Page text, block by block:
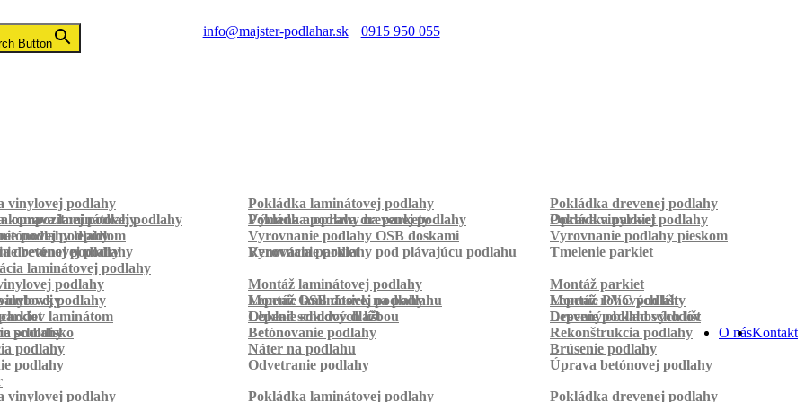
info@majster-podlahar.sk
0915 950 055
Button
vinylovej podlahy Pokládka laminátovej podlahy
Pokládka drevenej podlahy
kompozitnej podlahy Pokládka podlahy na parkety Pokládka parkiet
oprava laminátovej podlahy Výmena a oprava drevenej podlahy
Oprava vinylovej podlahy
podlahy
podlahy lepidlom Vyrovnanie podlahy OSB doskami
Vyrovnanie podlahy pieskom
betónovej podlahy Vyrovnanie podlahy pod plávajúcu podlahu
drevenej podlahy Renovácia parkiet
Tmelenie parkiet
laminátovej podlahy
podlahy Montáž laminátovej podlahy
Montáž parkiet
Montáž OSB dosiek na podlahu
Montáž rohových líšt
podlahy Lepenie laminátovej podlahy
Lepenie PVC podlahy
Lepenie soklových líšt Lepenie podlahových líšt
laminátom Obklad schodov dlažbou
Drevený obklad schodov
schodisko
podlahy Betónovanie podlahy
Rekonštrukcia podlahy
podlahy Náter na podlahu
Brúsenie podlahy
podlahy Odvetranie podlahy
Úprava betónovej podlahy
Kontakt
O nás
vinylovej podlahy Pokládka laminátovej podlahy
Pokládka drevenej podlahy